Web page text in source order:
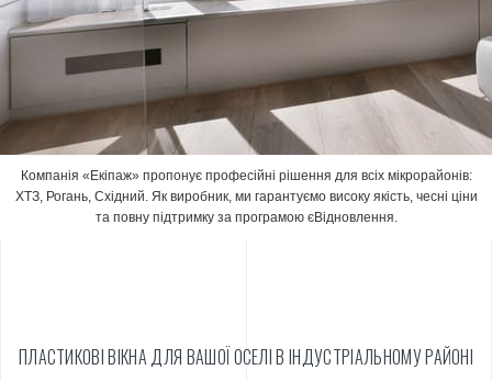
Компанія «Екіпаж» пропонує професійні рішення для всіх мікрорайонів:
ХТЗ, Рогань, Східний. Як виробник, ми гарантуємо високу якість, чесні ціни
та повну підтримку за програмою єВідновлення.
ПЛАСТИКОВІ ВІКНА ДЛЯ ВАШОЇ ОСЕЛІ В ІНДУСТРІАЛЬНОМУ РАЙОНІ